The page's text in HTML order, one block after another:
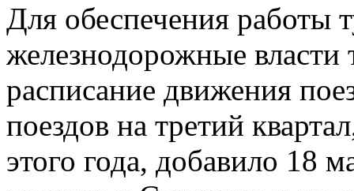
Для обеспечения работы
железнодорожные власти
расписание движения
поездов на третий
этого года, добавило 18